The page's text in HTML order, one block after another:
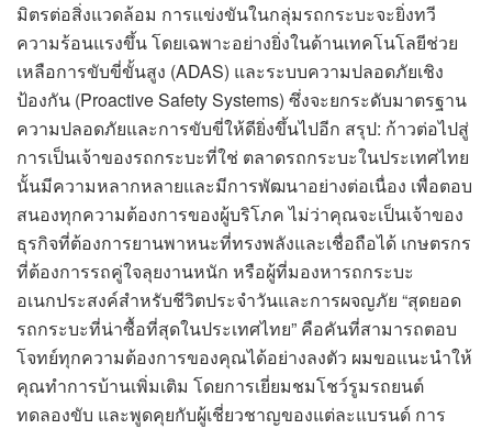
มิตรต่อสิ่งแวดล้อม การแข่งขันในกลุ่มรถกระบะจะยิ่งทวี
ความร้อนแรงขึ้น โดยเฉพาะอย่างยิ่งในด้านเทคโนโลยีช่วย
เหลือการขับขี่ขั้นสูง (ADAS) และระบบความปลอดภัยเชิง
ป้องกัน (Proactive Safety Systems) ซึ่งจะยกระดับมาตรฐาน
ความปลอดภัยและการขับขี่ให้ดียิ่งขึ้นไปอีก สรุป: ก้าวต่อไปสู่
การเป็นเจ้าของรถกระบะที่ใช่ ตลาดรถกระบะในประเทศไทย
นั้นมีความหลากหลายและมีการพัฒนาอย่างต่อเนื่อง เพื่อตอบ
สนองทุกความต้องการของผู้บริโภค ไม่ว่าคุณจะเป็นเจ้าของ
ธุรกิจที่ต้องการยานพาหนะที่ทรงพลังและเชื่อถือได้ เกษตรกร
ที่ต้องการรถคู่ใจลุยงานหนัก หรือผู้ที่มองหารถกระบะ
อเนกประสงค์สำหรับชีวิตประจำวันและการผจญภัย “สุดยอด
รถกระบะที่น่าซื้อที่สุดในประเทศไทย” คือคันที่สามารถตอบ
โจทย์ทุกความต้องการของคุณได้อย่างลงตัว ผมขอแนะนำให้
คุณทำการบ้านเพิ่มเติม โดยการเยี่ยมชมโชว์รูมรถยนต์
ทดลองขับ และพูดคุยกับผู้เชี่ยวชาญของแต่ละแบรนด์ การ